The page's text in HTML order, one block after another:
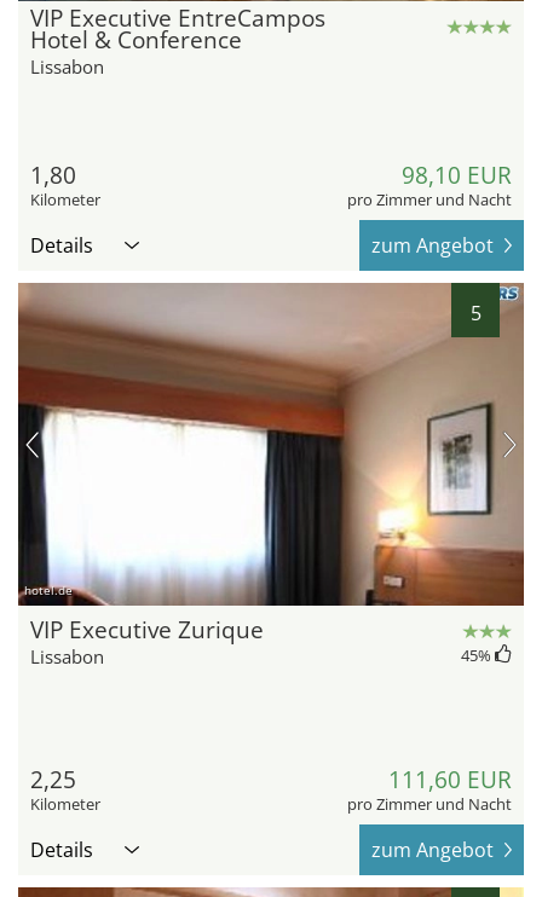
VIP Executive EntreCampos
Hotel & Conference
Lissabon
1,80
Kilometer
98,10 EUR
pro Zimmer und Nacht
Details zum Angebot
5
hotel.de
VIP Executive Zurique
Lissabon 45%
2,25
Kilometer
111,60 EUR
pro Zimmer und Nacht
Details zum Angebot